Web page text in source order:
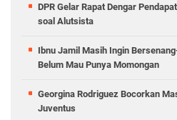
DPR Gelar Rapat Dengar
soal Alutsista
Ibnu Jamil Masih Ingin
Belum Mau Punya Momongan
Georgina Rodriguez Bocorkan
Juventus